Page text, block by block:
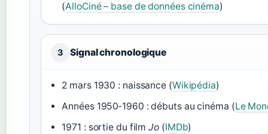
(AlloCiné – base de données cinéma)
3 Signal chronologique
2 mars 1930 : naissance (Wikipédia)
Années 1950‑1960 : débuts au cinéma (Le
1971 : sortie du filmJo (IMDb)